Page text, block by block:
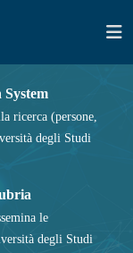
ricerca (persone,
degli Studi
le
degli Studi